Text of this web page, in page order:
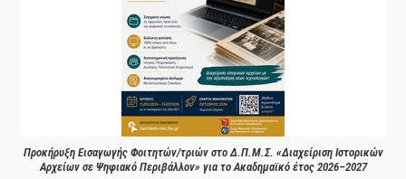
Προκήρυξη Εισαγωγής Φοιτητών/τριών στο Δ.Π.Μ.Σ. «Διαχείριση Ιστορικών
Αρχείων σε Ψηφιακό Περιβάλλον» για το Ακαδημαϊκό έτος 2026–2027